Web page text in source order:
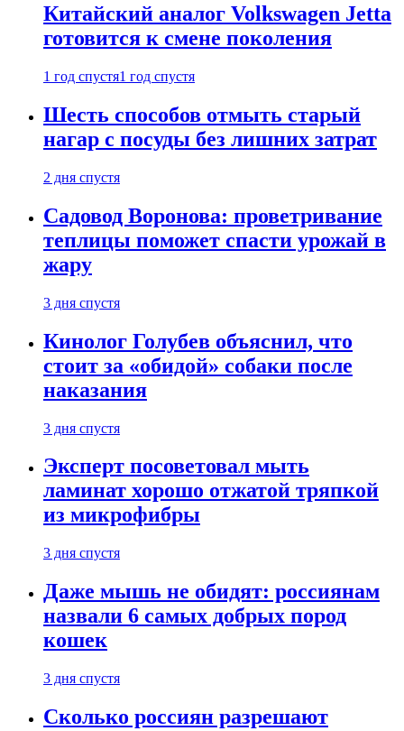
Китайский аналог Volkswagen Jetta
готовится к смене поколения
1 год спустя1 год спустя
Шесть способов отмыть старый
нагар с посуды без лишних затрат
2 дня спустя
Садовод Воронова: проветривание
теплицы поможет спасти урожай в
жару
3 дня спустя
Кинолог Голубев объяснил, что
стоит за «обидой» собаки после
наказания
3 дня спустя
Эксперт посоветовал мыть
ламинат хорошо отжатой тряпкой
из микрофибры
3 дня спустя
Даже мышь не обидят: россиянам
назвали 6 самых добрых пород
кошек
3 дня спустя
Сколько россиян разрешают